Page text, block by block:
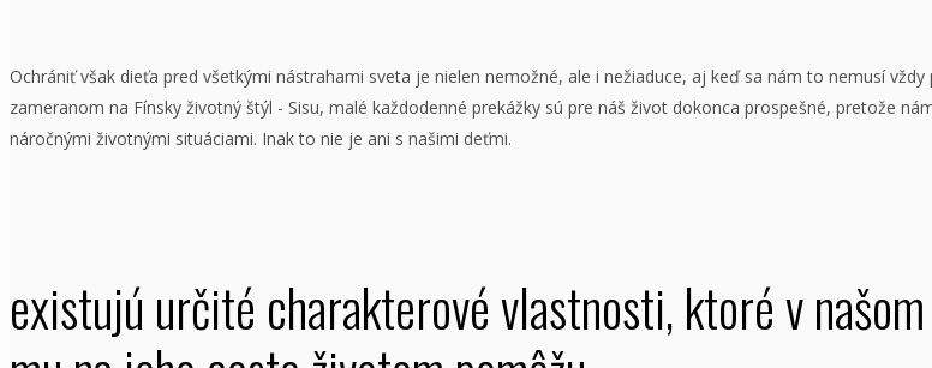
Ochrániť však dieťa pred všetkými nástrahami sveta je nielen nemožné, ale i nežiaduce, aj keď sa nám to nemusí
zameranom na Fínsky životný štýl - Sisu, malé každodenné prekážky sú pre náš život dokonca prospešné, pretože
náročnými životnými situáciami. Inak to nie je ani s našimi deťmi.
existujú určité charakterové vlastnosti, ktoré v